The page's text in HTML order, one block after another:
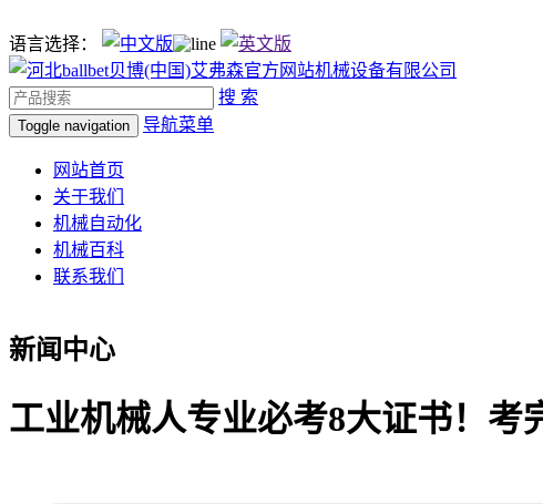
语言选择：
搜 索
Toggle navigation 导航菜单
网站首页
关于我们
机械自动化
机械百科
联系我们
新闻中心
工业机械人专业必考8大证书！考